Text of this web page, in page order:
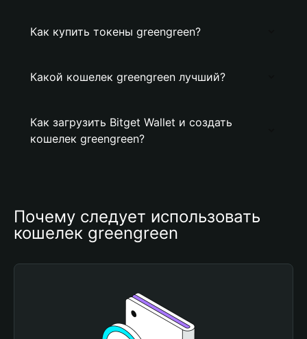
Как купить токены greengreen?
Какой кошелек greengreen лучший?
Как загрузить Bitget Wallet и создать
кошелек greengreen?
Почему следует использовать
кошелек greengreen